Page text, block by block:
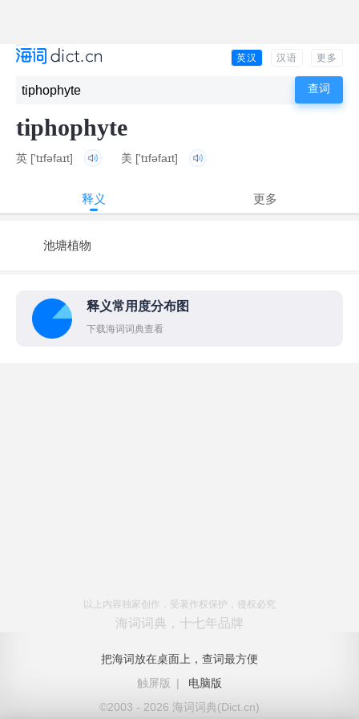
英汉 汉语 更多
tiphophyte
英 ['tɪfəfaɪt] 美 ['tɪfəfaɪt]
释义 更多
池塘植物
释义常用度分布图
下载海词词典查看
以上内容独家创作，受著作权保护，侵权必究
海词词典，十七年品牌
把海词放在桌面上，查词最方便
触屏版
|
电脑版
©2003 - 2026 海词词典(Dict.cn)